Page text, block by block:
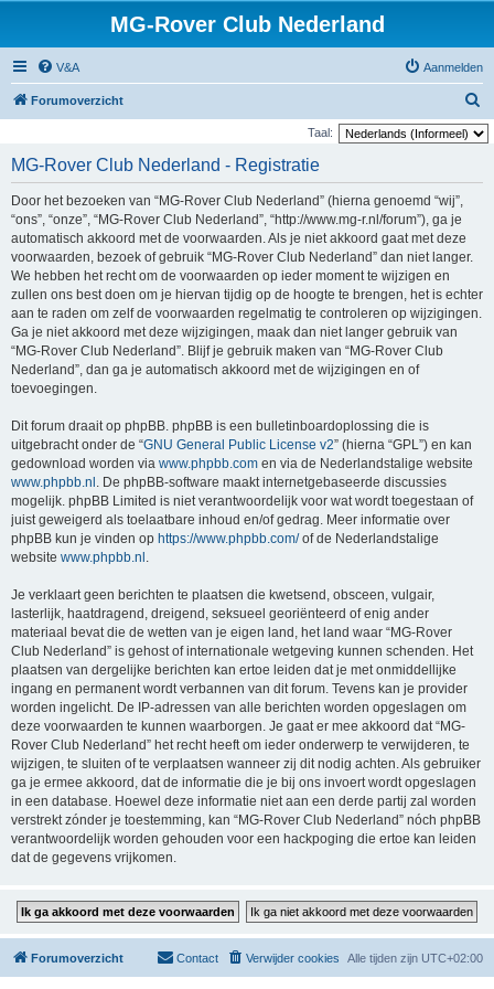
MG-Rover Club Nederland
V&A Aanmelden
Forumoverzicht
o
Taal:
MG-Rover Club Nederland - Registratie
Door het bezoeken van “MG-Rover Club Nederland” (hierna genoemd “wij”,
“ons”, “onze”, “MG-Rover Club Nederland”, “http://www.mg-r.nl/forum”), ga je
automatisch akkoord met de voorwaarden. Als je niet akkoord gaat met deze
voorwaarden, bezoek of gebruik “MG-Rover Club Nederland” dan niet langer.
We hebben het recht om de voorwaarden op ieder moment te wijzigen en
zullen ons best doen om je hiervan tijdig op de hoogte te brengen, het is echter
aan te raden om zelf de voorwaarden regelmatig te controleren op wijzigingen.
Ga je niet akkoord met deze wijzigingen, maak dan niet langer gebruik van
“MG-Rover Club Nederland”. Blijf je gebruik maken van “MG-Rover Club
Nederland”, dan ga je automatisch akkoord met de wijzigingen en of
toevoegingen.
Dit forum draait op phpBB. phpBB is een bulletinboardoplossing die is
uitgebracht onder de “GNU General Public License v2” (hierna “GPL”) en kan
gedownload worden via www.phpbb.com en via de Nederlandstalige website
www.phpbb.nl . De phpBB-software maakt internetgebaseerde discussies
mogelijk. phpBB Limited is niet verantwoordelijk voor wat wordt toegestaan of
juist geweigerd als toelaatbare inhoud en/of gedrag. Meer informatie over
phpBB kun je vinden op https://www.phpbb.com/of de Nederlandstalige
website www.phpbb.nl .
Je verklaart geen berichten te plaatsen die kwetsend, obsceen, vulgair,
lasterlijk, haatdragend, dreigend, seksueel georiënteerd of enig ander
materiaal bevat die de wetten van je eigen land, het land waar “MG-Rover
Club Nederland” is gehost of internationale wetgeving kunnen schenden. Het
plaatsen van dergelijke berichten kan ertoe leiden dat je met onmiddellijke
ingang en permanent wordt verbannen van dit forum. Tevens kan je provider
worden ingelicht. De IP-adressen van alle berichten worden opgeslagen om
deze voorwaarden te kunnen waarborgen. Je gaat er mee akkoord dat “MG-
Rover Club Nederland” het recht heeft om ieder onderwerp te verwijderen, te
wijzigen, te sluiten of te verplaatsen wanneer zij dit nodig achten. Als gebruiker
ga je ermee akkoord, dat de informatie die je bij ons invoert wordt opgeslagen
in een database. Hoewel deze informatie niet aan een derde partij zal worden
verstrekt zónder je toestemming, kan “MG-Rover Club Nederland” nóch phpBB
verantwoordelijk worden gehouden voor een hackpoging die ertoe kan leiden
dat de gegevens vrijkomen.
Forumoverzicht Alle tijden zijn UTC+02:00
Verwijder cookies
Contact